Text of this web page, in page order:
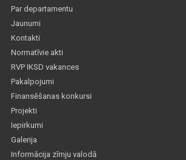
Par departamentu
Jaunumi
Kontakti
Normatīvie akti
RVP IKSD vakances
Pakalpojumi
Finansēšanas konkursi
Projekti
Iepirkumi
Galerija
Informācija zīmju valodā